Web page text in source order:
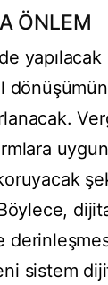
ÖNLEM
yapılacak
sistem